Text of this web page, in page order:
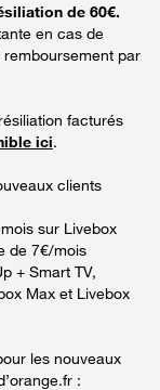
de 60€.
en cas de
par
facturés
ici.
clients
sur Livebox
de 7€/mois
+ Smart TV,
Max et Livebox
les nouveaux
: